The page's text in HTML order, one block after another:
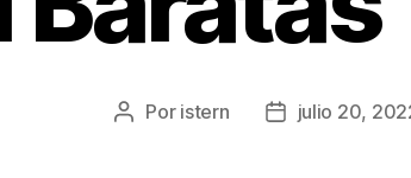
Autor
Por istern
Fechajulio 20,